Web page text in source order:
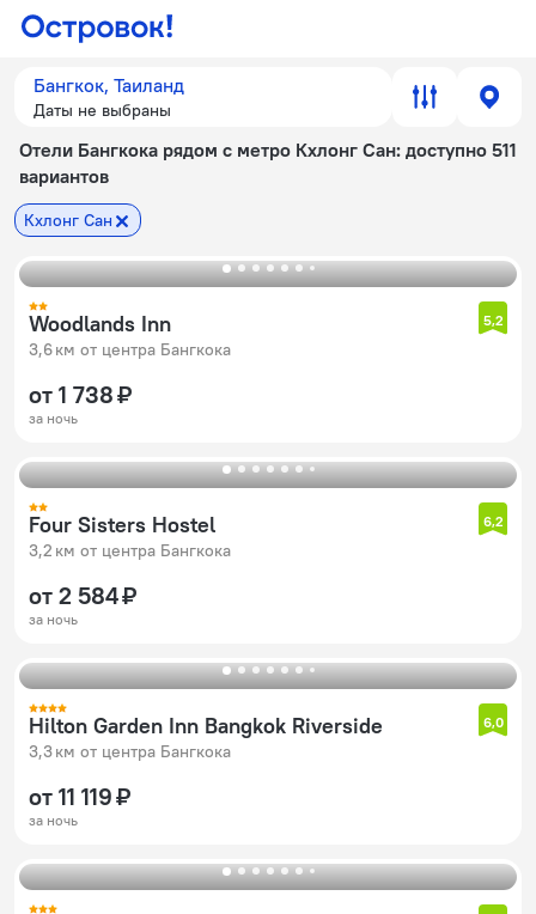
Бангкок, Таиланд
Даты не выбраны
Отели Бангкока рядом с метро Кхлонг Сан: доступно 511
вариантов
Кхлонг Сан
Woodlands Inn
3,6 км от центра Бангкока
5,2
от 1 738 ₽
за ночь
Four Sisters Hostel
3,2 км от центра Бангкока
6,2
от 2 584 ₽
за ночь
Hilton Garden Inn Bangkok Riverside
3,3 км от центра Бангкока
6,0
от 11 119 ₽
за ночь